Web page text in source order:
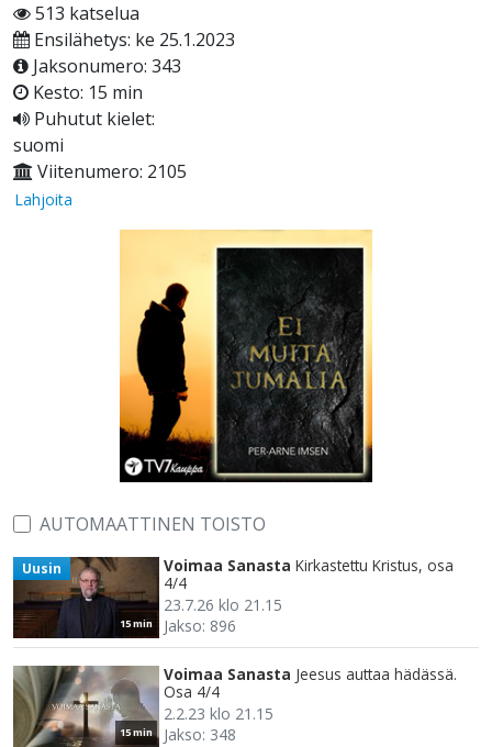
513 katselua
Ensilähetys: ke 25.1.2023
Jaksonumero: 343
Kesto: 15 min
Puhutut kielet:
suomi
Viitenumero: 2105
Lahjoita
AUTOMAATTINEN TOISTO
15 min
Uusin Voimaa Sanasta Kirkastettu Kristus, osa
4/4
23.7.26 klo 21.15
Jakso: 896
15 min
Voimaa Sanasta Jeesus auttaa hädässä.
Osa 4/4
2.2.23 klo 21.15
Jakso: 348